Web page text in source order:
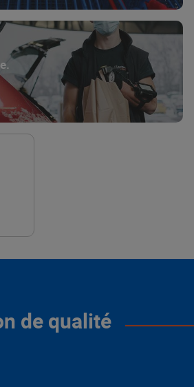
de qualité